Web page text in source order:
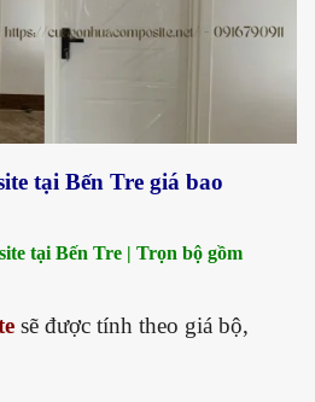
tại Bến Tre giá bao
tại Bến Tre | Trọn bộ gồm
sẽ được tính theo giá bộ,